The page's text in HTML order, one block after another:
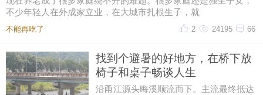
那天正好是周末，弟弟一家和姑姑、大婶婶都去看奶
奶，弟媳给她吃香蕉，她摇头说我不想吃，我说有些
天有时间吗？来看看奶奶，我听见弟弟在边上的声
音，奶奶已安祥离去。"
附弟媳妇的昨天的微信短文：
不少年轻人在外成家立业，在大城市扎根生子，就
不能再吃了 66
24195
2
找到个避暑的好地方，在桥下放
椅子和桌子畅谈人生
沿甬江源头晦溪顺流而下。主流最终抵达